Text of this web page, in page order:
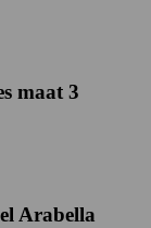
maat 3
Arabella